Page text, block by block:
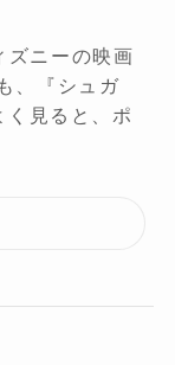
ズニーの映画
、『シュガ
見ると、ポ